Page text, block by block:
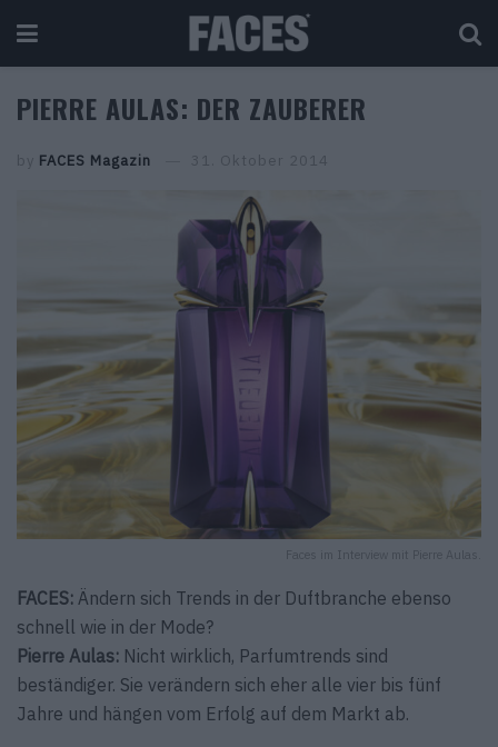
PIERRE AULAS: DER ZAUBERER
by FACES Magazin 31. Oktober 2014
Faces im Interview mit Pierre Aulas.
FACES: Ändern sich Trends in der Duftbranche ebenso
schnell wie in der Mode?
Pierre Aulas: Nicht wirklich, Parfumtrends sind
beständiger. Sie verändern sich eher alle vier bis fünf
Jahre und hängen vom Erfolg auf dem Markt ab.